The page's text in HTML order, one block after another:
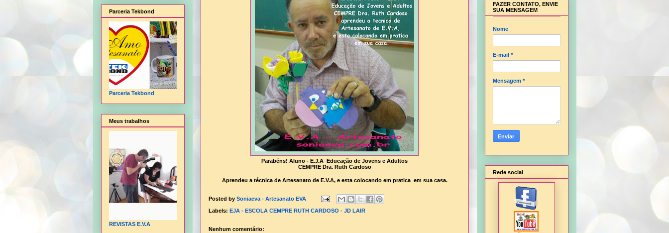
Parabéns! Aluno - E.J.A Educação de Jovens e Adultos
CEMPRE Dra. Ruth Cardoso
Aprendeu a técnica de Artesanato de E.V.A, e esta colocando em pratica em sua casa.
Posted by Soniaeva - Artesanato EVA
Labels: EJA - ESCOLA CEMPRE RUTH CARDOSO - JD LAIR
Nenhum comentário:
Parceria Tekbond
Parceria Tekbond
Meus trabalhos
REVISTAS E.V.A
FAZER CONTATO, ENVIE
SUA MENSAGEM
Nome
E-mail *
Mensagem *
Rede social